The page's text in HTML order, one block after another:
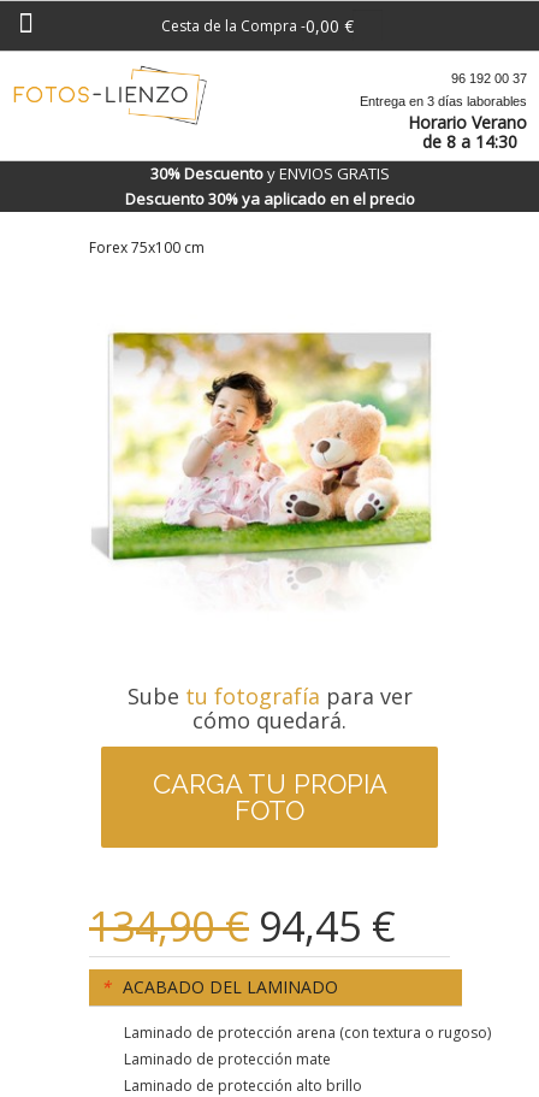
Cesta de la Compra -0,00 €
96 192 00 37
Entrega en 3 días laborables
Horario Verano
de 8 a 14:30
30% Descuentoy ENVIOS GRATIS
Descuento 30% ya aplicado en el precio
Forex 75x100 cm
Sube tu fotografía para ver
cómo quedará.
CARGA TU PROPIA
FOTO
134,90 € 94,45 €
* ACABADO DEL LAMINADO
Laminado de protección arena (con textura o rugoso)
Laminado de protección mate
Laminado de protección alto brillo